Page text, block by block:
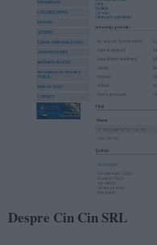
Despre Cin Cin SRL